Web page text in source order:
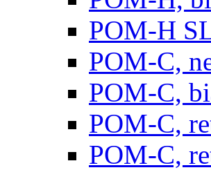
POM-H
POM-C,
POM-C,
POM-C,
POM-C,